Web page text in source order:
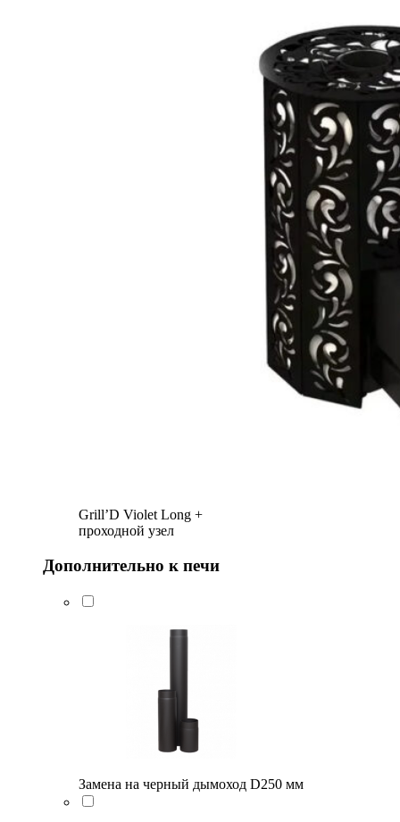
Grill’D Violet Long +
проходной узел
Дополнительно к печи
Замена на черный дымоход D250 мм